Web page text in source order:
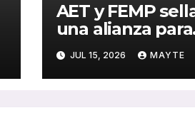
AET y FEMP
una alianza para
impulsar la
movilidad
inteligente en
JUL 15, 2026 MAYTE